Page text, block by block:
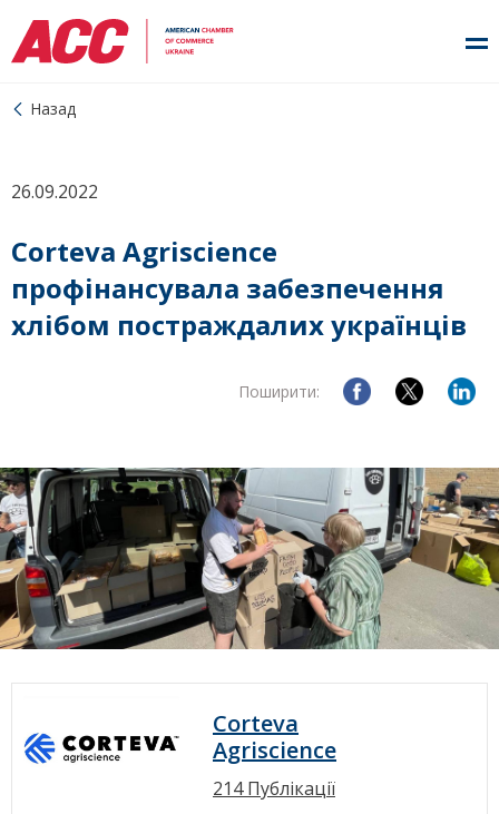
Назад
26.09.2022
Corteva Agriscience
профінансувала забезпечення
хлібом постраждалих українців
Поширити:
Corteva
Agriscience
214 Публікації